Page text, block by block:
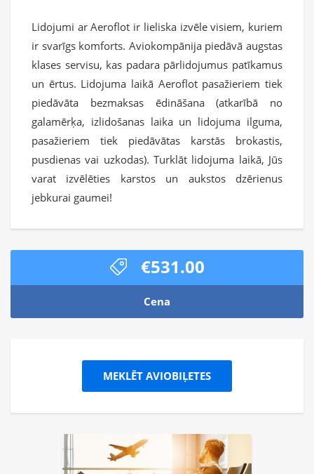
Lidojumi ar Aeroflot ir lieliska izvēle visiem, kuriem
ir svarīgs komforts. Aviokompānija piedāvā augstas
klases servisu, kas padara pārlidojumus patīkamus
un ērtus. Lidojuma laikā Aeroflot pasažieriem tiek
piedāvāta bezmaksas ēdināšana (atkarībā no
galamērķa, izlidošanas laika un lidojuma ilguma,
pasažieriem tiek piedāvātas karstās brokastis,
pusdienas vai uzkodas). Turklāt lidojuma laikā, Jūs
varat izvēlēties karstos un aukstos dzērienus
jebkurai gaumei!
€531.00
Cena
MEKLĒT AVIOBIĻETES